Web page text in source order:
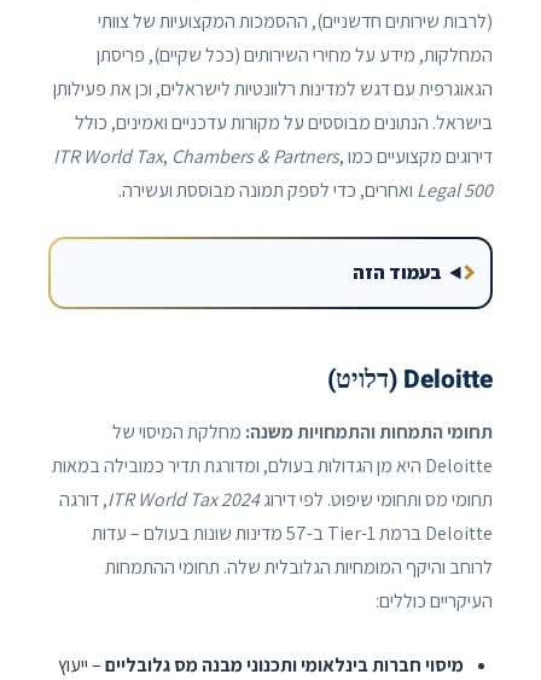
(לרבות שירותים חדשניים), ההסמכות המקצועיות של צוותי
המחלקות, מידע על מחירי השירותים (ככל שקיים), פריסתן
הגאוגרפית עם דגש למדינות רלוונטיות לישראלים, וכן את פעילותן
בישראל. הנתונים מבוססים על מקורות עדכניים ואמינים, כולל
דירוגים מקצועיים כמו
ITR World Tax, Chambers & Partners,
Legal 500 ואחרים, כדי לספק תמונה מבוססת ועשירה.
בעמוד הזה
Deloitte (דלויט)
תחומי התמחות והתמחויות משנה: מחלקת המיסוי של
Deloitte היא מן הגדולות בעולם, ומדורגת תדיר כמובילה במאות
תחומי מס ותחומי שיפוט. לפי דירוגITR World Tax 2024, דורגה
Deloitte ברמת Tier-1 ב-57 מדינות שונות בעולם – עדות
לרוחב והיקף המומחיות הגלובלית שלה. תחומי ההתמחות
העיקריים כוללים:
מיסוי חברות בינלאומי ותכנוני מבנה מס גלובליים– ייעוץ